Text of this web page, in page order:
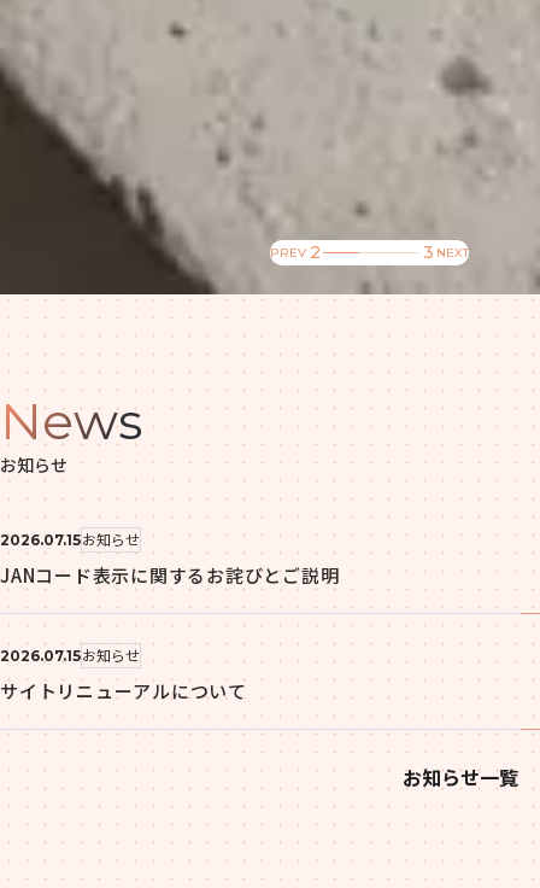
PREV 3 NEXT
News
お知らせ
お知らせ一覧
2026.07.15お知らせ
JANコード表⽰に関するお詫びとご説明
2026.07.15お知らせ
サイトリニューアルについて